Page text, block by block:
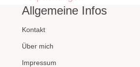
Allgemeine Infos
Kontakt
Über mich
Impressum